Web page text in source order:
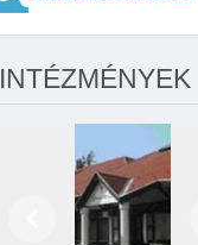
INTÉZMÉNYEK